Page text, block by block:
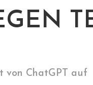
von ChatGPT auf